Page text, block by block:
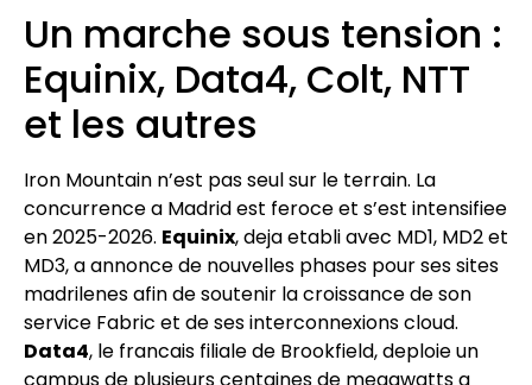
Un marche sous tension :
Equinix, Data4, Colt, NTT
et les autres
Iron Mountain n’est pas seul sur le terrain. La
concurrence a Madrid est feroce et s’est intensifiee
en 2025-2026. Equinix, deja etabli avec MD1, MD2 et
MD3, a annonce de nouvelles phases pour ses sites
madrilenes afin de soutenir la croissance de son
service Fabric et de ses interconnexions cloud.
Data4, le francais filiale de Brookfield, deploie un